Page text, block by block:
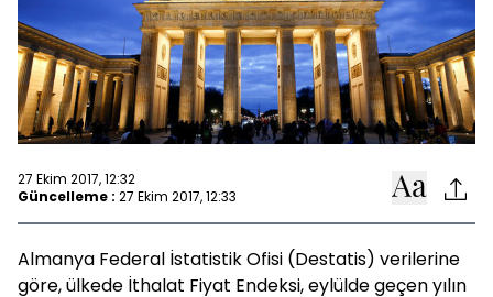
27 Ekim 2017, 12:32
Güncelleme : 27 Ekim 2017, 12:33
Almanya Federal İstatistik Ofisi (Destatis) verilerine
göre, ülkede İthalat Fiyat Endeksi, eylülde geçen yılın